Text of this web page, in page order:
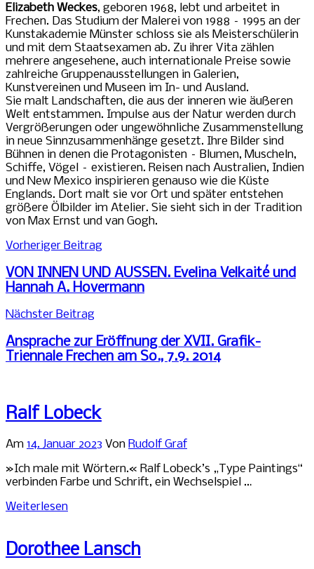
Elizabeth Weckes, geboren 1968, lebt und arbeitet in
Frechen. Das Studium der Malerei von 1988 – 1995 an der
Kunstakademie Münster schloss sie als Meisterschülerin
und mit dem Staatsexamen ab. Zu ihrer Vita zählen
mehrere angesehene, auch internationale Preise sowie
zahlreiche Gruppenausstellungen in Galerien,
Kunstvereinen und Museen im In- und Ausland.
Sie malt Landschaften, die aus der inneren wie äußeren
Welt entstammen. Impulse aus der Natur werden durch
Vergrößerungen oder ungewöhnliche Zusammenstellung
in neue Sinnzusammenhänge gesetzt. Ihre Bilder sind
Bühnen in denen die Protagonisten – Blumen, Muscheln,
Schiffe, Vögel – existieren. Reisen nach Australien, Indien
und New Mexico inspirieren genauso wie die Küste
Englands. Dort malt sie vor Ort und später entstehen
größere Ölbilder im Atelier. Sie sieht sich in der Tradition
von Max Ernst und van Gogh.
Schlagwörter:
Jahresgaben
Beitragsnavigation
Vorheriger Beitrag
VON INNEN UND AUSSEN. Evelina Velkaité und
Hannah A. Hovermann
Nächster Beitrag
Ansprache zur Eröffnung der XVII. Grafik-
Triennale Frechen am So., 7.9. 2014
Ralf Lobeck
Am 14. Januar 2023 Von Rudolf Graf
»Ich male mit Wörtern.« Ralf Lobeck’s „Type Paintings“
verbinden Farbe und Schrift, ein Wechselspiel …
Weiterlesen
Dorothee Lansch